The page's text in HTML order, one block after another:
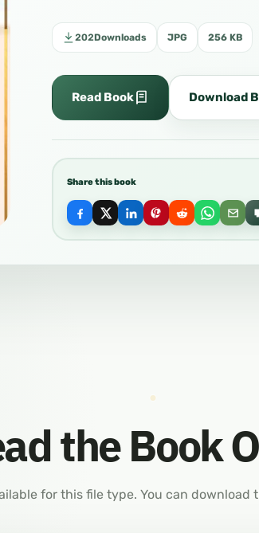
202Downloads JPG 256 KB
Read Book Download
Share this book
the Book
for this file type. You can download